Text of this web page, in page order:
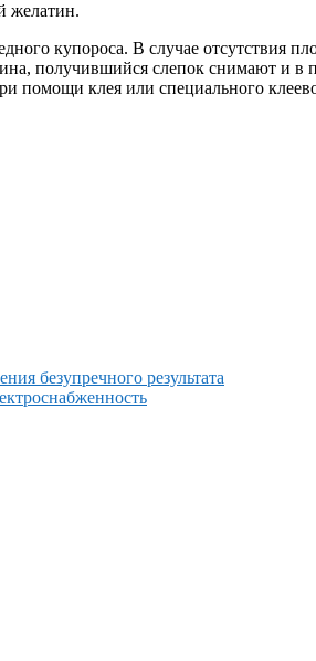
желатин.
купороса. В случае отсутствия
получившийся слепок снимают и
помощи клея или специального
безупречного результата